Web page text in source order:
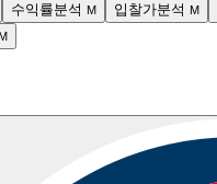
수익률분석 M 입찰가분석 M
M